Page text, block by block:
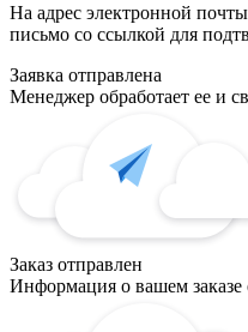
На адрес электронной
письмо со ссылкой для
Заявка отправлена
Менеджер обработает ее и
Заказ отправлен
Информация о вашем заказе